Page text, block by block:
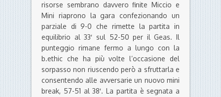
risorse sembrano davvero finite Miccio e
Mini riaprono la gara confezionando un
parziale di 9-0 che rimette la partita in
equilibrio al 33′ sul 52-50 per il Geas. Il
punteggio rimane fermo a lungo con la
b.ethic che ha più volte l’occasione del
sorpasso non riuscendo però a sfruttarla e
consentendo alle avversarie un nuovo mini
break, 57-51 al 38′. La partita è segnata a